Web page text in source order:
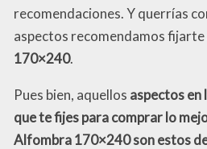
recomendaciones. Y querrías
aspectos recomendamos fijarte
170×240.
Pues bien, aquellos aspectos en
que te fijes para comprar lo
Alfombra 170×240 son estos